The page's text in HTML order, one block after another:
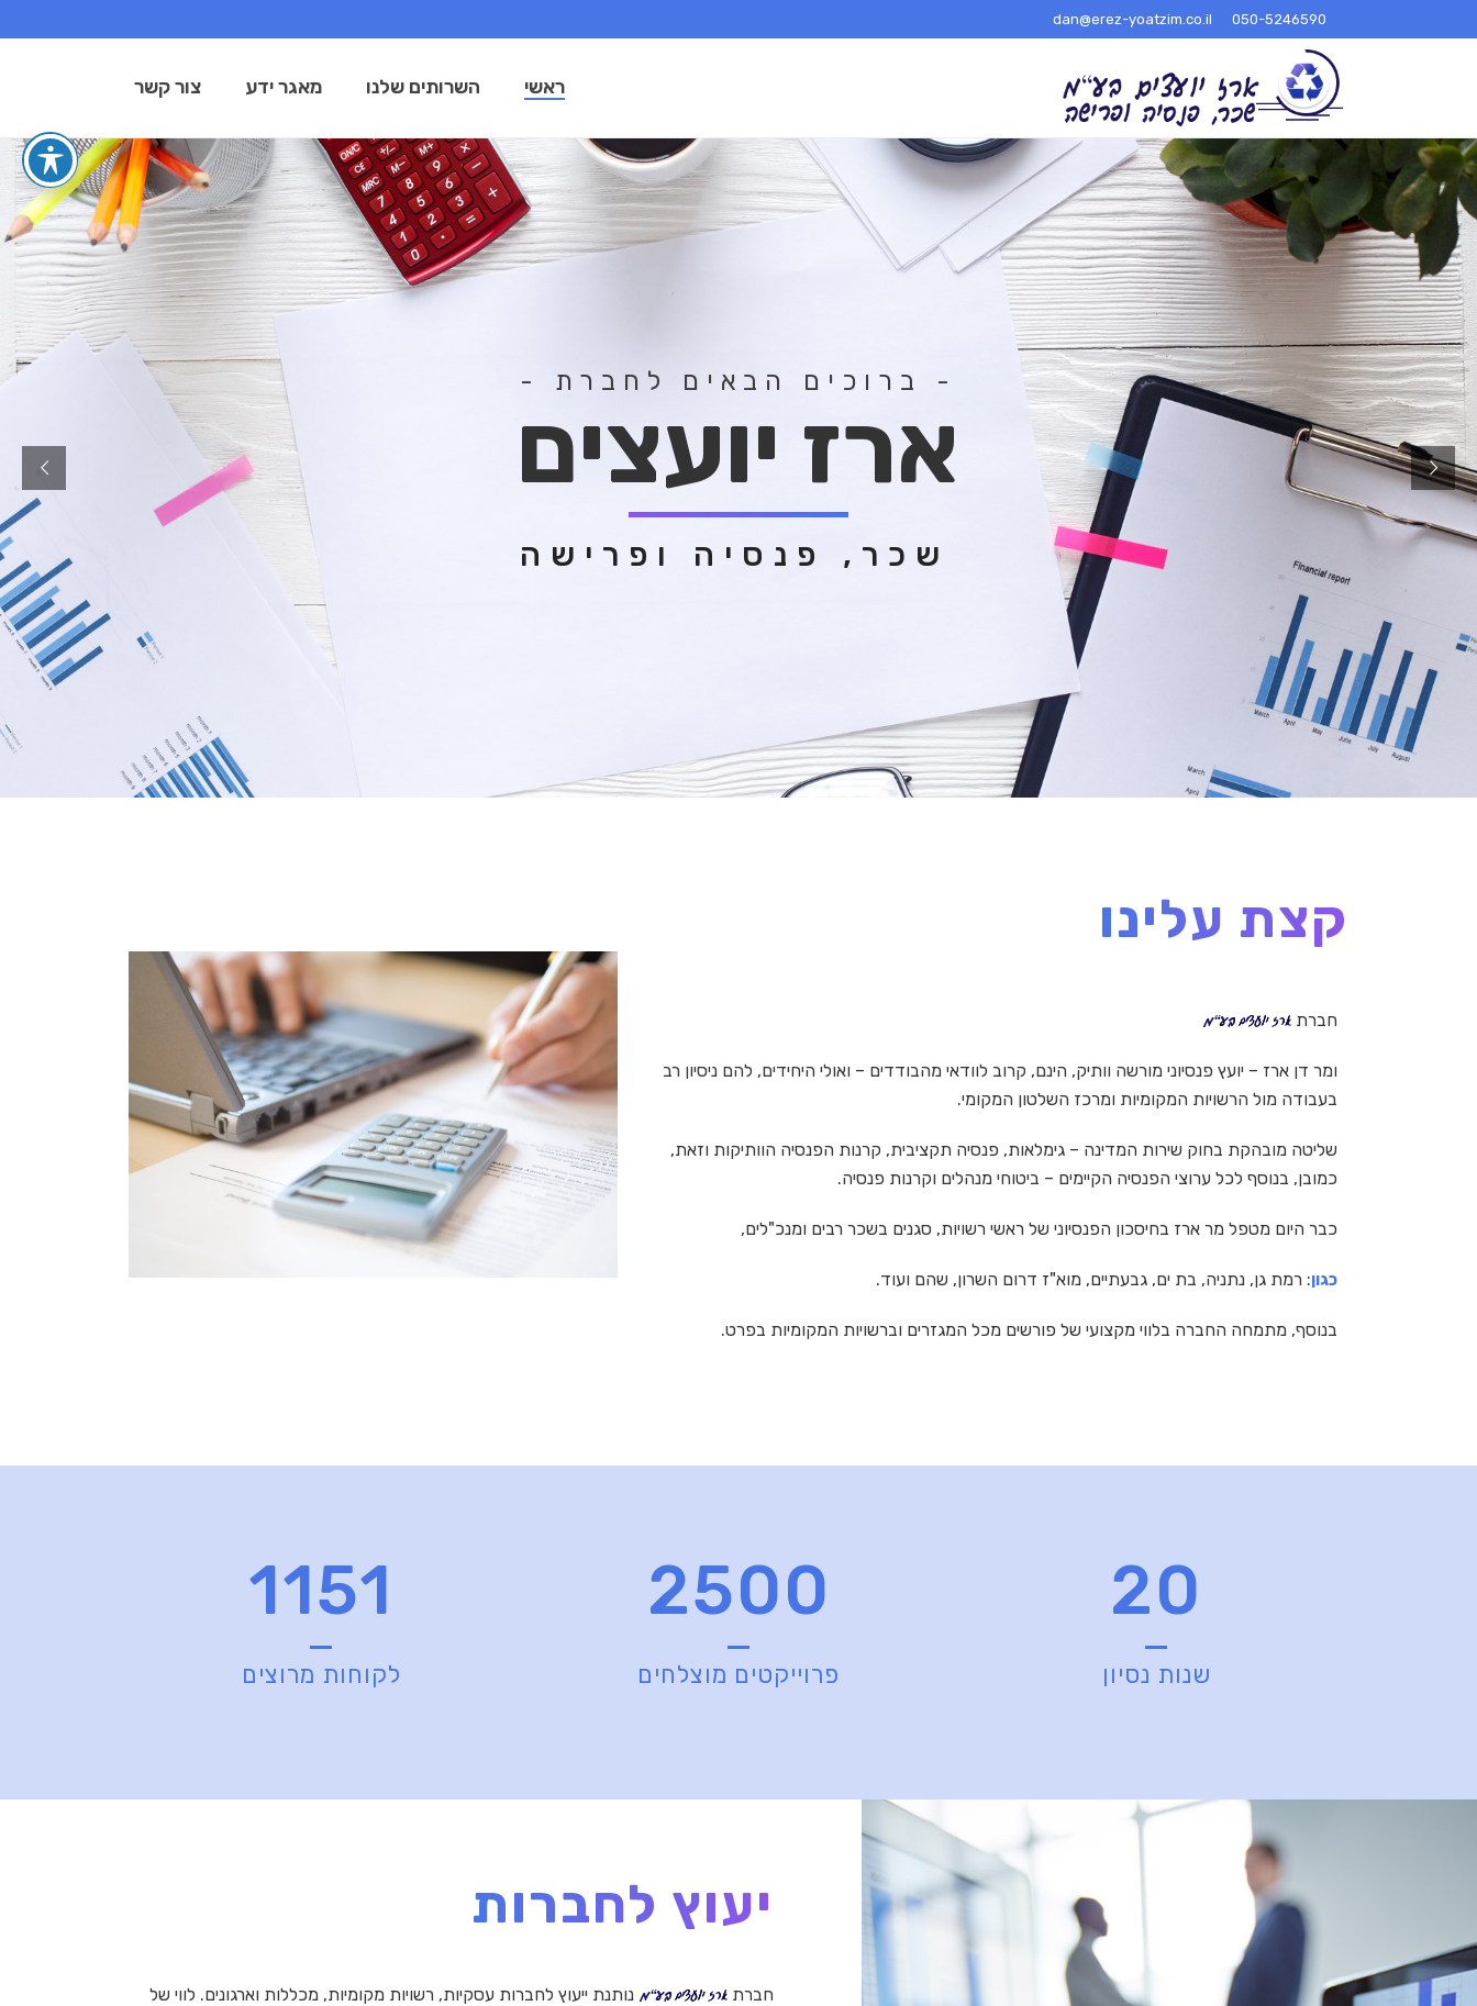
050-5246590
dan@erez-yoatzim.co.il
ראשי השרותים שלנו מאגר ידע צור קשר
- ברוכים הבאים לחברת -
ארז יועצים
ש כ ר , פ נ ס י ה ו פ ר י ש ה
קצת עלינו
חברת
ומר דן ארז – יועץ פנסיוני מורשה וותיק, הינם, קרוב לוודאי מהבודדים – ואולי היחידים, להם ניסיון רב
בעבודה מול הרשויות המקומיות ומרכז השלטון המקומי.
שליטה מובהקת בחוק שירות המדינה – גימלאות, פנסיה תקציבית, קרנות הפנסיה הוותיקות וזאת,
כמובן, בנוסף לכל ערוצי הפנסיה הקיימים – ביטוחי מנהלים וקרנות פנסיה.
כבר היום מטפל מר ארז בחיסכון הפנסיוני של ראשי רשויות, סגנים בשכר רבים ומנכ"לים,
כגון: רמת גן, נתניה, בת ים, גבעתיים, מוא"ז דרום השרון, שהם ועוד.
בנוסף, מתמחה החברה בלווי מקצועי של פורשים מכל המגזרים וברשויות המקומיות בפרט.
1151
לקוחות מרוצים
2500
פרוייקטים מוצלחים
20
שנות נסיון
יעוץ לחברות
חברת
נותנת ייעוץ לחברות עסקיות, רשויות מקומיות, מכללות וארגונים. לווי של